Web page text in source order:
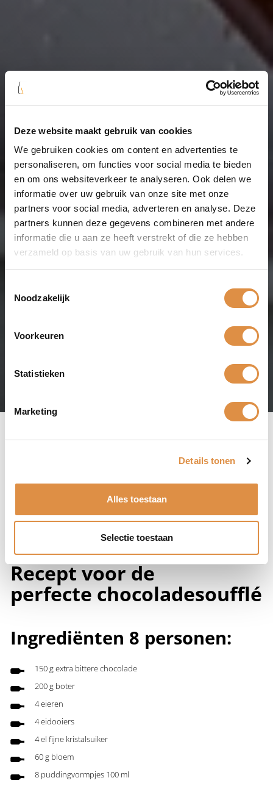
Deze website maakt gebruik van cookies
We gebruiken cookies om content en advertenties te
personaliseren, om functies voor social media te bieden
en om ons websiteverkeer te analyseren. Ook delen we
informatie over uw gebruik van onze site met onze
partners voor social media, adverteren en analyse. Deze
partners kunnen deze gegevens combineren met andere
informatie die u aan ze heeft verstrekt of die ze hebben
verzameld op basis van uw gebruik van hun services.
Noodzakelijk
Voorkeuren
Statistieken
Marketing
Details tonen
Alles toestaan
Selectie toestaan
Recepten
Warme
chocoladesoufflé
aan de binnenkant... Daar kan ik dus echt geen nee tegen zeggen en al
dubbel genieten van de Chocoladesoufflé en de Graham's Six Grapes
Port. De verleidelijke geur van rijpe pruimen en amarene kersen van de
lange afdronk vind ik heerlijk met de pure chocolade smaak van de
Recept voor de
perfecte chocoladesoufflé
Ingrediënten 8 personen:
150 g extra bittere chocolade
200 g boter
4 eieren
4 eidooiers
4 el fijne kristalsuiker
60 g bloem
8 puddingvormpjes 100 ml